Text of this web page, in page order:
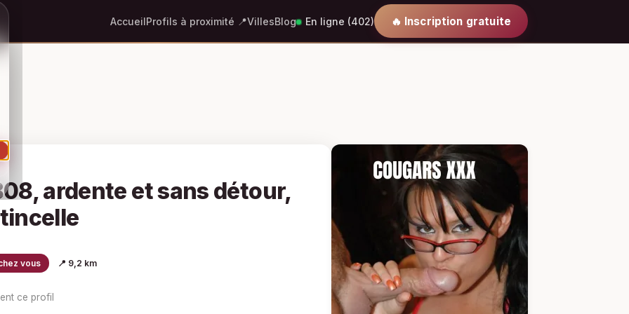
AccueilProfils à proximité 📍VillesBlog En ligne (402) 🔥 Inscription gratuite
ardente et sans détour,
vous 📍 9,2 km
ce profil